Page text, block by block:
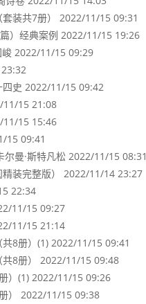
装共7册） 2022/11/15 09:31
）经典案例 2022/11/15 19:26
2022/11/15 09:29
四史 2022/11/15 09:42
11/15 21:08
11/15 15:46
15 09:41
尔曼·斯特凡松 2022/11/15 08:31
精装完整版） 2022/11/14 23:27
22:34
11/15 09:27
11/15 21:14
8册）(1) 2022/11/15 09:41
共8册） 2022/11/15 09:48
）(1) 2022/11/15 09:26
） 2022/11/15 09:38